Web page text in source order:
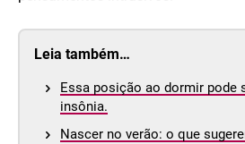
Leia também…
Essa posição ao dormir pode
insônia.
Nascer no verão: o que